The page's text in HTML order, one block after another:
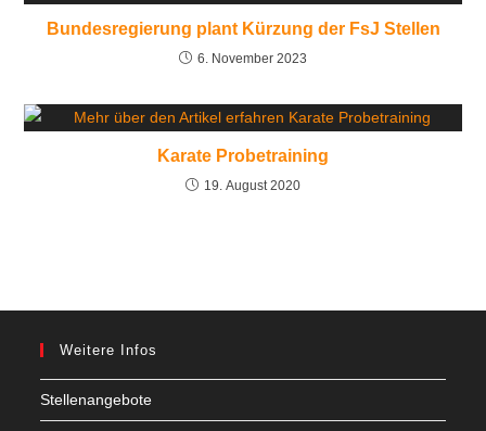
Bundesregierung plant Kürzung der FsJ Stellen
6. November 2023
Karate Probetraining
19. August 2020
Weitere Infos
Stellenangebote